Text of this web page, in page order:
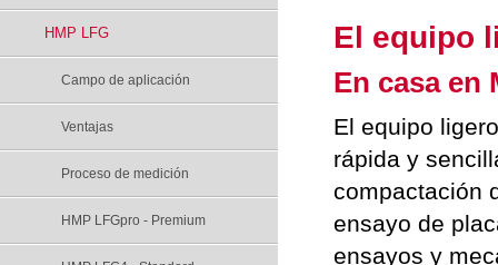
HMP LFG
Campo de aplicación
Ventajas
Proceso de medición
HMP LFGpro - Premium
El equipo
En casa en
El equipo
rápida y
compactación
ensayo de
ensayos y